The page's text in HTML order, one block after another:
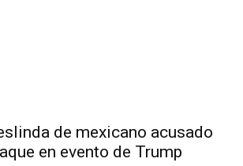
de mexicano acusado
en evento de Trump